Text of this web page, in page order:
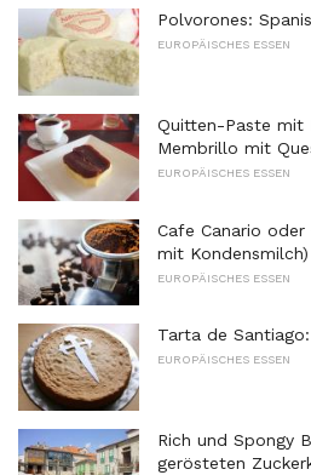
Polvorones:
EUROPÄISCHES ESSEN
Quitten-Paste mit
Membrillo mit
EUROPÄISCHES ESSEN
Cafe Canario
mit
EUROPÄISCHES ESSEN
Tarta de
EUROPÄISCHES ESSEN
Rich und Spongy
gerösteten